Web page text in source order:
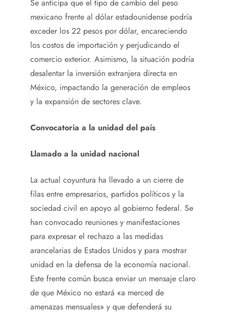
Se anticipa que el tipo de cambio del peso
mexicano frente al dólar estadounidense podría
exceder los 22 pesos por dólar, encareciendo
los costos de importación y perjudicando el
comercio exterior. Asimismo, la situación podría
desalentar la inversión extranjera directa en
México, impactando la generación de empleos
y la expansión de sectores clave.
Convocatoria a la unidad del país
Llamado a la unidad nacional
La actual coyuntura ha llevado a un cierre de
filas entre empresarios, partidos políticos y la
sociedad civil en apoyo al gobierno federal. Se
han convocado reuniones y manifestaciones
para expresar el rechazo a las medidas
arancelarias de Estados Unidos y para mostrar
unidad en la defensa de la economía nacional.
Este frente común busca enviar un mensaje claro
de que México no estará «a merced de
amenazas mensuales» y que defenderá su